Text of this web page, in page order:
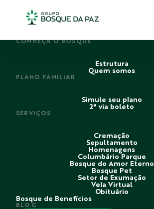
CONHEÇA O BOSQUE
Estrutura
Quem somos
PLANO FAMILIAR
Simule seu plano
2ª via boleto
SERVIÇOS
Cremação
Sepultamento
Homenagens
Columbário Parque
Bosque do Amor Eterno
Bosque Pet
Setor de Exumação
Vela Virtual
Obituário
Bosque de Benefícios
BLOG